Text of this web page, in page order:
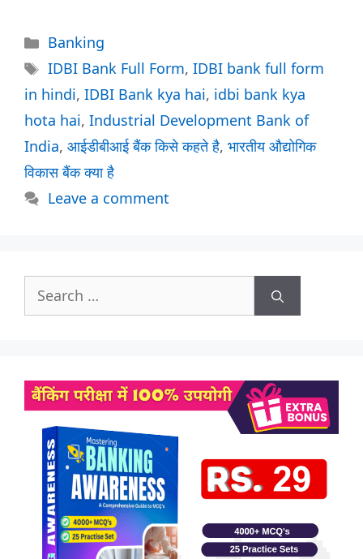
Categories
Banking
Tags
IDBI Bank Full Form, IDBI bank full form
in hindi, IDBI Bank kya hai, idbi bank kya
hota hai, Industrial Development Bank of
India, आईडीबीआई बैंक किसे कहते है, भारतीय औद्योगिक
विकास बैंक क्या है
Leave a comment
for: